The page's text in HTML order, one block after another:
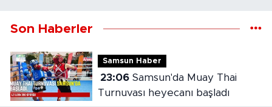
Son Haberler
Samsun Haber
23:06Samsun'da Muay Thai
Turnuvası heyecanı başladı